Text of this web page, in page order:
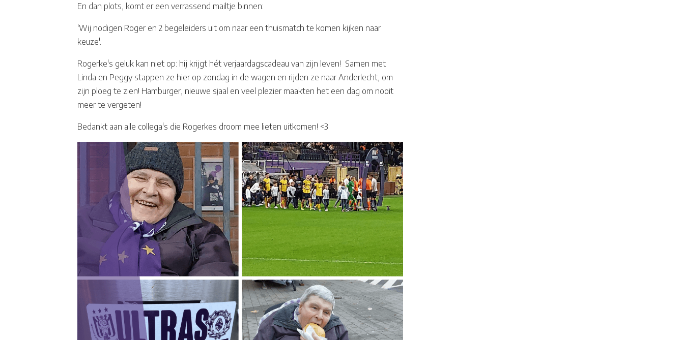
En dan plots, komt er een verrassend mailtje binnen:
'Wij nodigen Roger en 2 begeleiders uit om naar een thuismatch te komen kijken naar
keuze'.
Rogerke's geluk kan niet op: hij krijgt hét verjaardagscadeau van zijn leven! Samen met
Linda en Peggy stappen ze hier op zondag in de wagen en rijden ze naar Anderlecht, om
zijn ploeg te zien! Hamburger, nieuwe sjaal en veel plezier maakten het een dag om nooit
meer te vergeten!
Bedankt aan alle collega's die Rogerkes droom mee lieten uitkomen! <3